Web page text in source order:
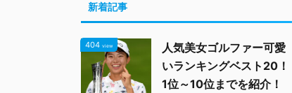
新着記事
404 view
人気美女ゴルファー可愛
いランキングベスト20！
1位～10位までを紹介！